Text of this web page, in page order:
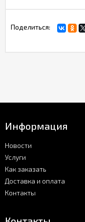
Поделиться:
Информация
Новости
Услуги
Как заказать
Доставка и оплата
Контакты